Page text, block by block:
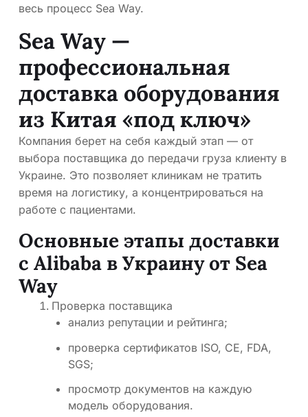
весь процесс Sea Way.
Sea Way —
профессиональная
доставка оборудования
из Китая «под ключ»
Компания берет на себя каждый этап — от
выбора поставщика до передачи груза клиенту в
Украине. Это позволяет клиникам не тратить
время на логистику, а концентрироваться на
работе с пациентами.
Основные этапы доставки
с Alibaba в Украину от Sea
Way
Проверка поставщика
анализ репутации и рейтинга;
проверка сертификатов ISO, CE, FDA,
SGS;
просмотр документов на каждую
модель оборудования.